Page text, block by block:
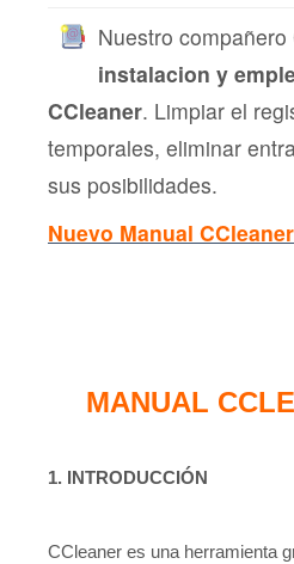
Nuestro
instalacion y
CCleaner. Limpiar el
temporales, eliminar
sus posibilidades.
Nuevo Manual
MANUAL
1. INTRODUCCIÓN
CCleaner es una herramienta